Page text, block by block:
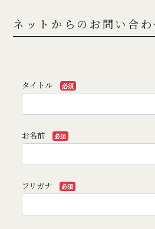
ネットからのお問い合わ
タイトル 必須
お名前 必須
フリガナ 必須